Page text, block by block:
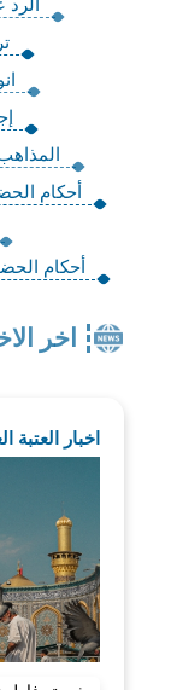
أحكام
أحكام
اخر
اخبار العتبة